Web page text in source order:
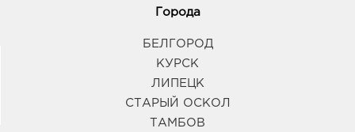
Города
БЕЛГОРОД
КУРСК
ЛИПЕЦК
СТАРЫЙ ОСКОЛ
ТАМБОВ